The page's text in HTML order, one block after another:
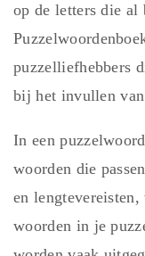
op de letters die al
puzzelliefhebbers
bij het invullen
In een
woorden die
en
woorden in je